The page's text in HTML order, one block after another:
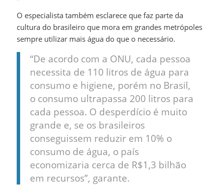
O especialista também esclarece que faz parte da
cultura do brasileiro que mora em grandes metrópoles
sempre utilizar mais água do que o necessário.
“De acordo com a ONU, cada pessoa
necessita de 110 litros de água para
consumo e higiene, porém no Brasil,
o consumo ultrapassa 200 litros para
cada pessoa. O desperdício é muito
grande e, se os brasileiros
conseguissem reduzir em 10% o
consumo de água, o país
economizaria cerca de R$1,3 bilhão
em recursos”, garante.